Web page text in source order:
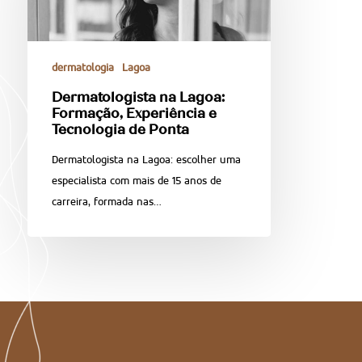
dermatologia Lagoa
Dermatologista na Lagoa:
Formação, Experiência e
Tecnologia de Ponta
Dermatologista na Lagoa: escolher uma
especialista com mais de 15 anos de
carreira, formada nas…